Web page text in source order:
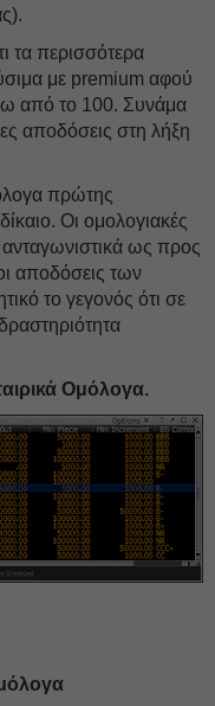
τα περισσότερα
με premium αφού
από το 100. Συνάμα
αποδόσεις στη λήξη
πρώτης
Οι ομολογιακές
ως προς
αποδόσεις των
το γεγονός ότι σε
Ομόλογα.